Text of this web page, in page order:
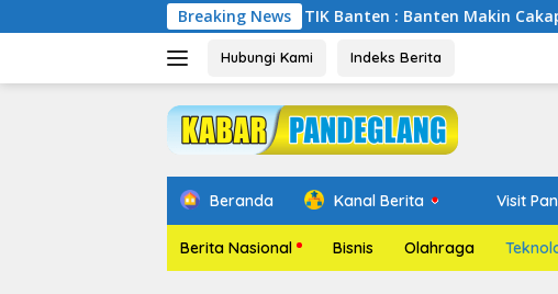
ke
Breaking News
Pelantikan Relawan TIK Banten : Banten Makin Cakap Digital,
Hubungi Kami Indeks Berita
Beranda Kanal Berita Visit
Berita Nasional Bisnis Olahraga